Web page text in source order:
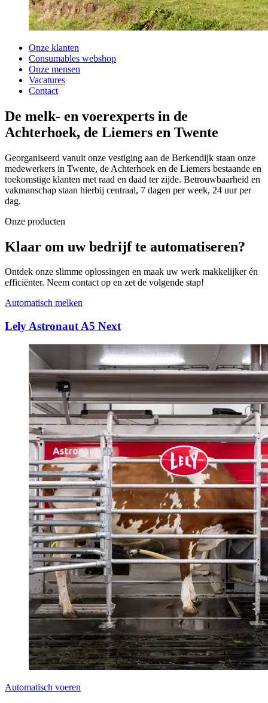
Onze klanten
Consumables webshop
Onze mensen
Vacatures
Contact
De melk- en voerexperts in de
Achterhoek, de Liemers en Twente
Georganiseerd vanuit onze vestiging aan de Berkendijk staan onze
medewerkers in Twente, de Achterhoek en de Liemers bestaande en
toekomstige klanten met raad en daad ter zijde. Betrouwbaarheid en
vakmanschap staan hierbij centraal, 7 dagen per week, 24 uur per
dag.
Onze producten
Klaar om uw bedrijf te automatiseren?
Ontdek onze slimme oplossingen en maak uw werk makkelijker én
efficiënter. Neem contact op en zet de volgende stap!
Automatisch melken
Lely Astronaut A5 Next
Automatisch voeren